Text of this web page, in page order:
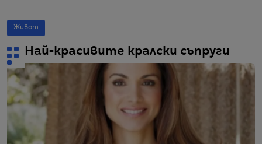
Живот
Най-красивите кралски съпруги